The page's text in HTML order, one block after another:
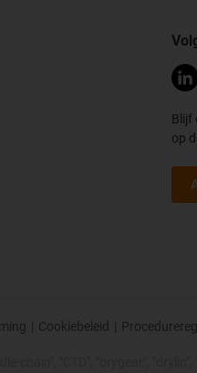
Blijf
op
| Cookiebeleid |